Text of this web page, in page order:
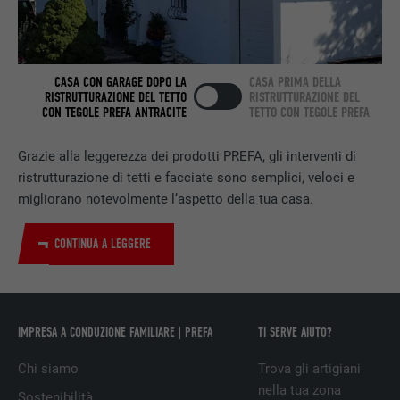
Grazie alla leggerezza dei prodotti PREFA, gli interventi di
ristrutturazione di tetti e facciate sono semplici, veloci e
migliorano notevolmente l’aspetto della tua casa.
CONTINUA A LEGGERE
CASA CON GARAGE DOPO LA
RISTRUTTURAZIONE DEL TETTO
CON TEGOLE PREFA ANTRACITE
CASA PRIMA DELLA
RISTRUTTURAZIONE DEL
TETTO CON TEGOLE PREFA
IMPRESA A CONDUZIONE FAMILIARE | PREFA
Chi siamo
TI SERVE AIUTO?
Trova gli artigiani
nella tua zona
prestazioni di servizio integrate.
NOME bscookie
PROVIDER LinkedIn
DECORSO 2 anni
Utilizzato dal servizio di social network
prestazioni di servizio integrate.
NOME UserMatchHistory
PROVIDER LinkedIn
DECORSO